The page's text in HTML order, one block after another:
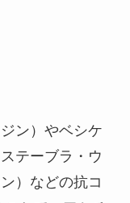
ン）やベシケ
テーブラ・ウ
）などの抗コ